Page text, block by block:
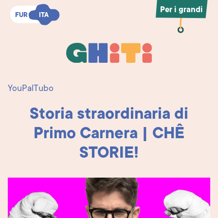
FUR ITA
FUR ITA
Ghiti
Per i grandi
YouPalTubo
Storia straordinaria di
Primo Carnera | CHÊ
STORIE!